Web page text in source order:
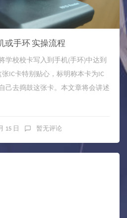
或手环 实操流程
学校校卡写入到手机(手环)中达到
IC卡特别贴心，标明称本卡为IC
己去捣鼓这张卡。本文章将会讲述
15 日 暂无评论